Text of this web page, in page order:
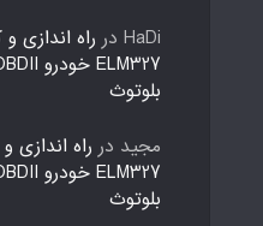
HaDi در راه اندازی
بلوتوث
مجید در راه اندازی
بلوتوث